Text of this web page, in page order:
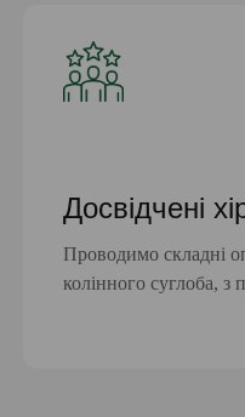
Досвідчені
Проводимо складні
колінного суглоба, з